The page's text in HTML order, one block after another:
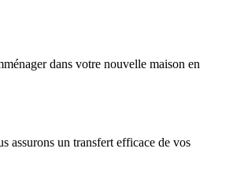
dans votre nouvelle maison en
assurons un transfert efficace de vos